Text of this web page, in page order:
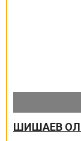
ШИШАЕВ